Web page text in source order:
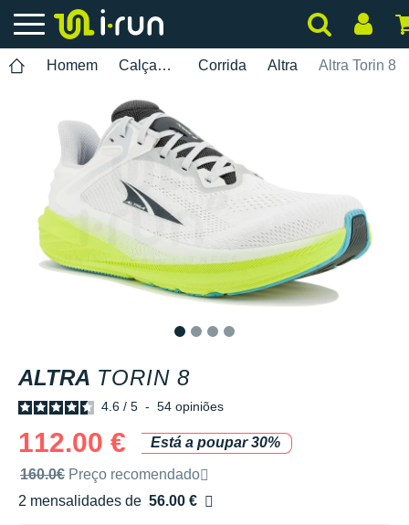
Homem Calçados Corrida Altra Altra Torin 8
ALTRA TORIN 8
4.6 / 5 - 54 opiniões
112.00 €
Está a poupar 30%
Preço de venda recomendado pela marca
160.0€ Preço recomendado
2 mensalidades de 56.00 €
sem custos